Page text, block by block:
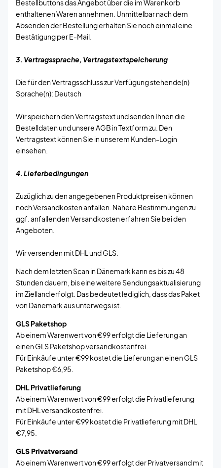
Bestellbuttons das Angebot über die im Warenkorb
enthaltenen Waren annehmen. Unmittelbar nach dem
Absenden der Bestellung erhalten Sie noch einmal eine
Bestätigung per E-Mail.
3. Vertragssprache, Vertragstextspeicherung
Die für den Vertragsschluss zur Verfügung stehende(n)
Sprache(n): Deutsch
Wir speichern den Vertragstext und senden Ihnen die
Bestelldaten und unsere AGB in Textform zu. Den
Vertragstext können Sie in unserem Kunden-Login
einsehen.
4. Lieferbedingungen
Zuzüglich zu den angegebenen Produktpreisen können
noch Versandkosten anfallen. Nähere Bestimmungen zu
ggf. anfallenden Versandkosten erfahren Sie bei den
Angeboten.
Wir versenden mit DHL und GLS.
Nach dem letzten Scan in Dänemark kann es bis zu 48
Stunden dauern, bis eine weitere Sendungsaktualisierung
im Zielland erfolgt. Das bedeutet lediglich, dass das Paket
von Dänemark aus unterwegs ist.
GLS Paketshop
Ab einem Warenwert von €99 erfolgt die Lieferung an
einen GLS Paketshop versandkostenfrei.
Für Einkäufe unter €99 kostet die Lieferung an einen GLS
Paketshop €6,95.
DHL Privatlieferung
Ab einem Warenwert von €99 erfolgt die Privatlieferung
mit DHL versandkostenfrei.
Für Einkäufe unter €99 kostet die Privatlieferung mit DHL
€7,95.
GLS Privatversand
Ab einem Warenwert von €99 erfolgt der Privatversand mit